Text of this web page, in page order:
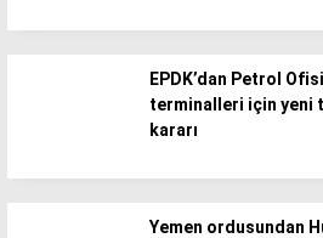
EPDK’dan Petrol Ofisi
terminalleri için yeni
kararı
Yemen ordusundan